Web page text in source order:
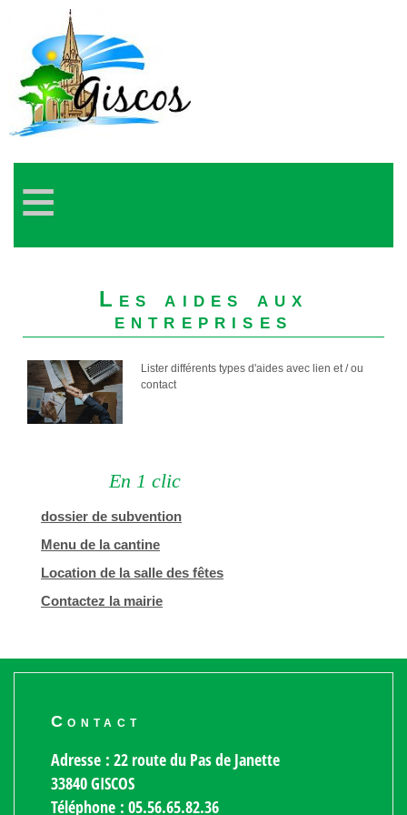
≡
Les aides aux
entreprises
Lister différents types d'aides avec lien et / ou
contact
En 1 clic
dossier de subvention
Menu de la cantine
Location de la salle des fêtes
Contactez la mairie
Contact
Adresse : 22 route du Pas de Janette
33840 GISCOS
Téléphone : 05.56.65.82.36